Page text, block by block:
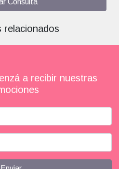
relacionados
a recibir nuestras